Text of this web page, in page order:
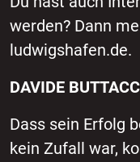
werden? Dann
ludwigshafen.de.
DAVIDE
Dass sein Erfolg
kein Zufall war,